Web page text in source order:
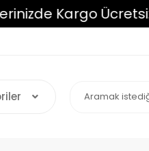
Kargo Ücretsiz